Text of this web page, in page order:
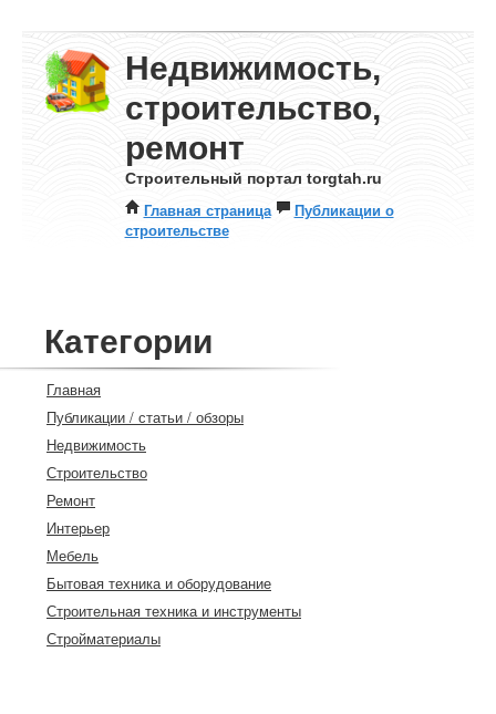
Недвижимость,
строительство,
ремонт
Строительный портал torgtah.ru
Главная страница
Публикации о
строительстве
Категории
Главная
Публикации / статьи / обзоры
Недвижимость
Строительство
Ремонт
Интерьер
Мебель
Бытовая техника и оборудование
Строительная техника и инструменты
Стройматериалы